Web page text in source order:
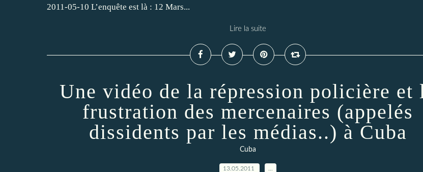
2011-05-10 L’enquête est là : 12 Mars...
Lire la suite
Une vidéo de la répression policière et
frustration des mercenaires (appelés
dissidents par les médias..) à Cuba
Cuba
13.05.2011